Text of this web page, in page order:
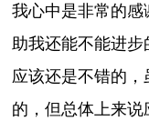
我心中是非常的
助我还能不能进
应该还是不错的
的，但总体上来